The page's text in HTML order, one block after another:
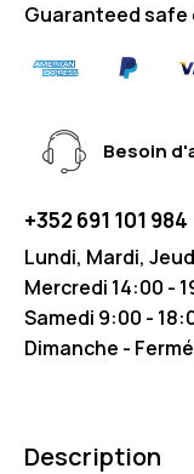
Guaranteed safe
Besoin
+352 691 101 984
Lundi, Mardi,
Mercredi 14:00 -
Samedi 9:00 -
Dimanche - Fermé
Description